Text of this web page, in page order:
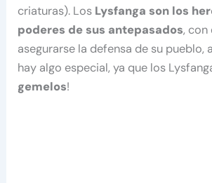
criaturas). Los Lysfanga son los
poderes de sus antepasados, con
asegurarse la defensa de su pueblo,
hay algo especial, ya que los
gemelos!